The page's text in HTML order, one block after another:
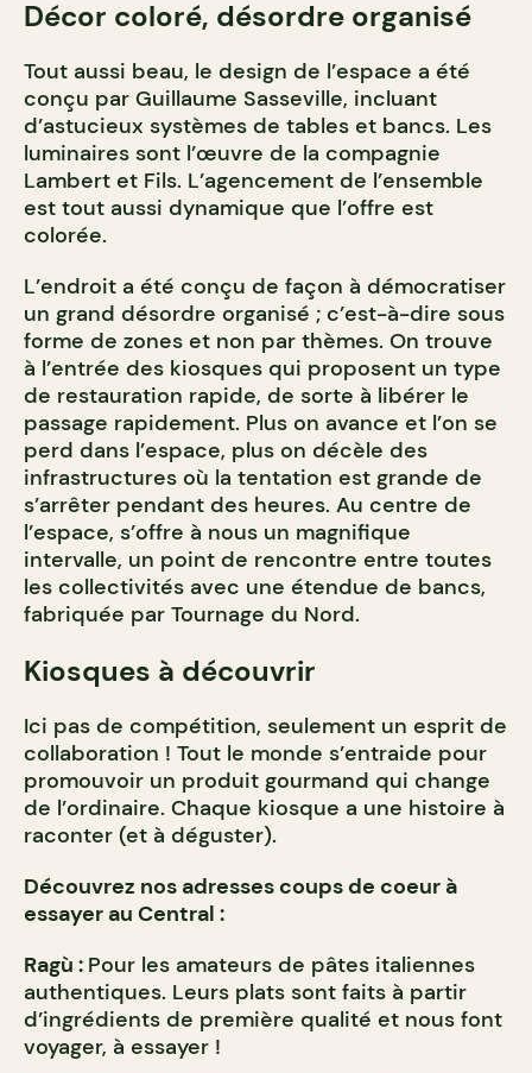
Décor coloré, désordre organisé
Tout aussi beau, le design de l’espace a été
conçu par Guillaume Sasseville, incluant
d’astucieux systèmes de tables et bancs. Les
luminaires sont l’œuvre de la compagnie
Lambert et Fils. L’agencement de l’ensemble
est tout aussi dynamique que l’offre est
colorée.
L’endroit a été conçu de façon à démocratiser
un grand désordre organisé ; c’est-à-dire sous
forme de zones et non par thèmes. On trouve
à l’entrée des kiosques qui proposent un type
de restauration rapide, de sorte à libérer le
passage rapidement. Plus on avance et l’on se
perd dans l’espace, plus on décèle des
infrastructures où la tentation est grande de
s’arrêter pendant des heures. Au centre de
l’espace, s’offre à nous un magnifique
intervalle, un point de rencontre entre toutes
les collectivités avec une étendue de bancs,
fabriquée par Tournage du Nord.
Kiosques à découvrir
Ici pas de compétition, seulement un esprit de
collaboration ! Tout le monde s’entraide pour
promouvoir un produit gourmand qui change
de l’ordinaire. Chaque kiosque a une histoire à
raconter (et à déguster).
Découvrez nos adresses coups de coeur à
essayer au Central :
Ragù : Pour les amateurs de pâtes italiennes
authentiques. Leurs plats sont faits à partir
d’ingrédients de première qualité et nous font
voyager, à essayer !